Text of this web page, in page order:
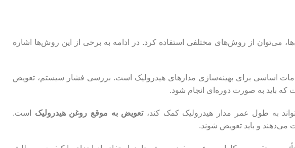
می‌توان از روش‌های مختلفی استفاده کرد. در ادامه به برخی از این روش‌ها اشاره
اساسی برای بهینه‌سازی مدارهای هیدرولیک است. بررسی فشار سیستم، تعویض
باید به صورت دوره‌ای انجام شود.
تعویض به موقع روغن هیدرولیک است.
می‌دهند و باید تعویض شوند.